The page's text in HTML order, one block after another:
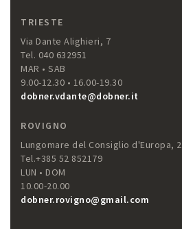
TRIESTE
Via Dante Alighieri, 7
Tel. 040 632951
MAR • SAB
9.00-12.30 • 16.00-19.30
dobner.vdante@dobner.it
ROVIGNO
Lungomare del Consiglio d'Europa, 2
Tel.+385 52 852179
LUN • DOM
10.00-20.00
dobner.rovigno@gmail.com